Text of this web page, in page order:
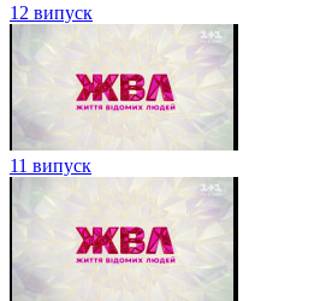
12 випуск
11 випуск